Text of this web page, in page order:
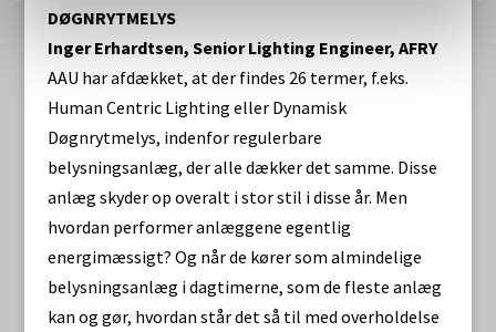
DØGNRYTMELYS
Inger Erhardtsen, Senior Lighting Engineer, AFRY
AAU har afdækket, at der findes 26 termer, f.eks.
Human Centric Lighting eller Dynamisk
Døgnrytmelys, indenfor regulerbare
belysningsanlæg, der alle dækker det samme. Disse
anlæg skyder op overalt i stor stil i disse år. Men
hvordan performer anlæggene egentlig
energimæssigt? Og når de kører som almindelige
belysningsanlæg i dagtimerne, som de fleste anlæg
kan og gør, hvordan står det så til med overholdelse